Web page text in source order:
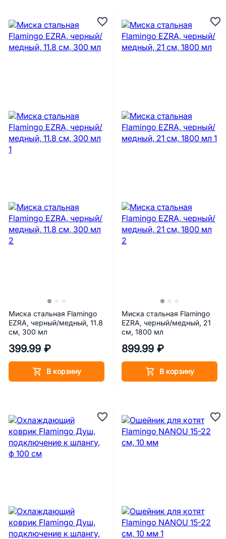
Миска стальная Flamingo
EZRA, черный/медный, 11.8
см, 300 мл
399.99 ₽
В корзину
Миска стальная Flamingo
EZRA, черный/медный, 21
см, 1800 мл
899.99 ₽
В корзину